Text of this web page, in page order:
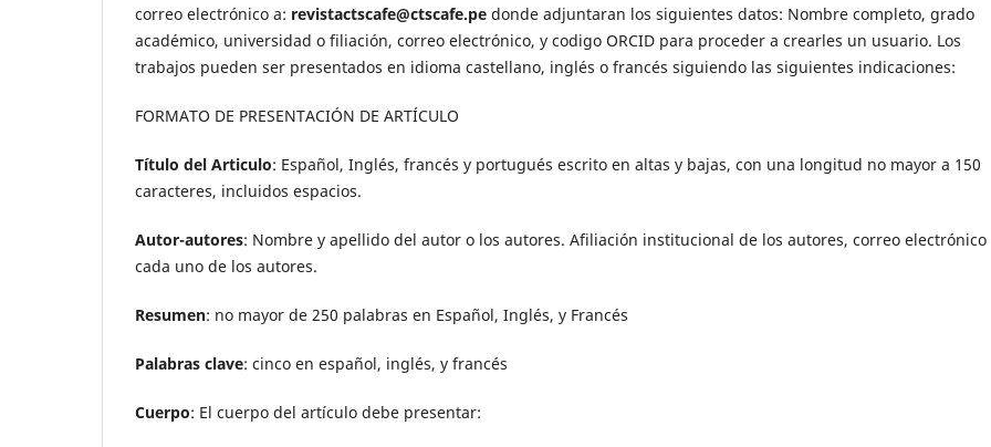
correo electrónico a: revistactscafe@ctscafe.pe donde adjuntaran los siguientes datos: Nombre completo, grado
académico, universidad o filiación, correo electrónico, y codigo ORCID para proceder a crearles un usuario. Los
trabajos pueden ser presentados en idioma castellano, inglés o francés siguiendo las siguientes indicaciones:
FORMATO DE PRESENTACIÓN DE ARTÍCULO
Título del Articulo: Español, Inglés, francés y portugués escrito en altas y bajas, con una longitud no mayor a 150
caracteres, incluidos espacios.
Autor-autores: Nombre y apellido del autor o los autores. Afiliación institucional de los autores, correo electrónico
cada uno de los autores.
Resumen: no mayor de 250 palabras en Español, Inglés, y Francés
Palabras clave: cinco en español, inglés, y francés
Cuerpo: El cuerpo del artículo debe presentar: